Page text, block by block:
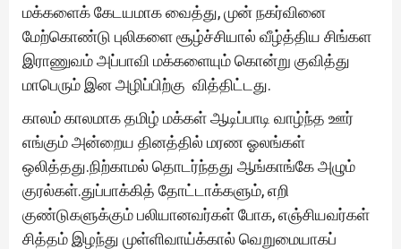
மக்களைக் கேடயமாக வைத்து, முன் நகர்வினை
மேற்கொண்டு புலிகளை சூழ்ச்சியால் வீழ்த்திய சிங்கள
இராணுவம் அப்பாவி மக்களையும் கொன்று குவித்து
மாபெரும் இன அழிப்பிற்கு வித்திட்டது.
காலம் காலமாக தமிழ் மக்கள் ஆடிப்பாடி வாழ்ந்த ஊர்
எங்கும் அன்றைய தினத்தில் மரண ஓலங்கள்
ஒலித்தது.நிற்காமல் தொடர்ந்தது ஆங்காங்கே அழும்
குரல்கள்.துப்பாக்கித் தோட்டாக்களும், எறி
குண்டுகளுக்கும் பலியானவர்கள் போக, எஞ்சியவர்கள்
சித்தம் இழந்து முள்ளிவாய்க்கால் வெறுமையாகப்